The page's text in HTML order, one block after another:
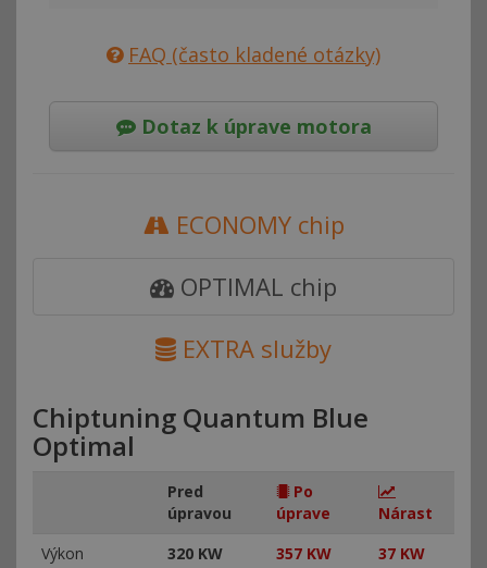
FAQ (často kladené otázky)
Dotaz k úprave motora
ECONOMY chip
OPTIMAL chip
EXTRA služby
Chiptuning Quantum Blue
Optimal
Pred
úpravou
Po
úprave
Nárast
Výkon
320 KW 357 KW
37 KW